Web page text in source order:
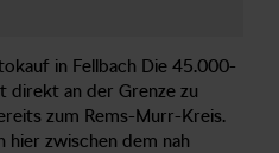
in Fellbach Die 45.000-
direkt an der Grenze zu
zum Rems-Murr-Kreis.
hier zwischen dem nah